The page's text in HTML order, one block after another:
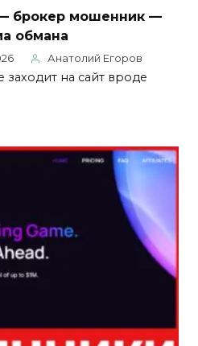
брокер мошенник —
обмана
Анатолий Егоров
заходит на сайт вроде